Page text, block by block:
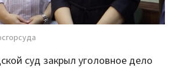
суд закрыл уголовное дело